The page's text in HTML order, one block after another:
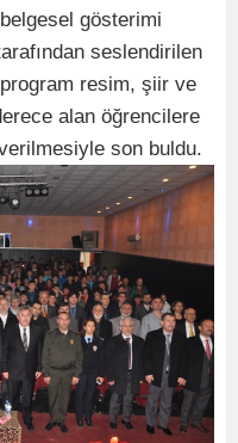
gösterimi
seslendirilen
resim, şiir ve
alan öğrencilere
son buldu.